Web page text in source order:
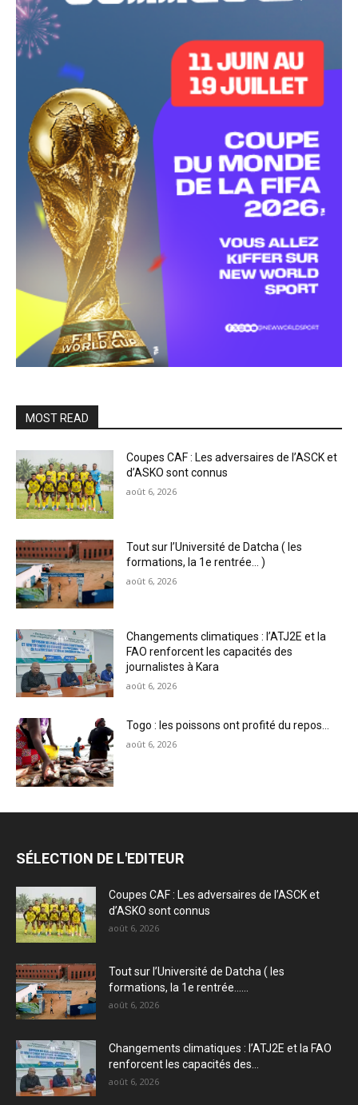
MOST READ
Coupes CAF : Les adversaires de l’ASCK et
d’ASKO sont connus
août 6, 2026
Tout sur l’Université de Datcha ( les
formations, la 1e rentrée… )
août 6, 2026
Changements climatiques : l’ATJ2E et la
FAO renforcent les capacités des
journalistes à Kara
août 6, 2026
Togo : les poissons ont profité du repos…
août 6, 2026
SÉLECTION DE L'EDITEUR
Coupes CAF : Les adversaires de l’ASCK et
d’ASKO sont connus
août 6, 2026
Tout sur l’Université de Datcha ( les
formations, la 1e rentrée…...
août 6, 2026
Changements climatiques : l’ATJ2E et la FAO
renforcent les capacités des...
août 6, 2026